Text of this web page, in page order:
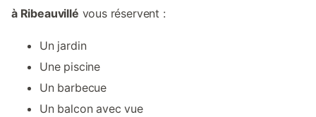
à Ribeauvillé vous réservent :
Un jardin
Une piscine
Un barbecue
Un balcon avec vue